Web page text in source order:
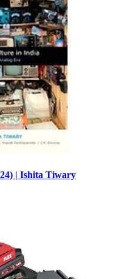
| Ishita Tiwary